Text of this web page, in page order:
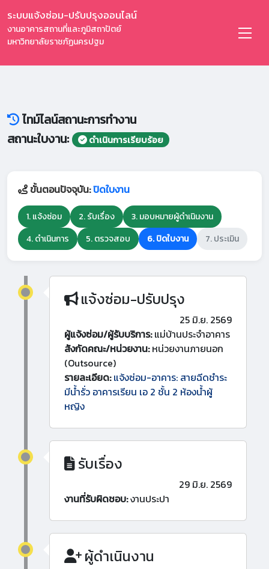
ระบบแจ้งซ่อม-ปรับปรุงออนไลน์
งานอาคารสถานที่และภูมิสถาปัตย์
มหาวิทยาลัยราชภัฏนครปฐม
ไทม์ไลน์สถานะการทำงาน
สถานะใบงาน:
ดำเนินการเรียบร้อย
ขั้นตอนปัจจุบัน:ปิดใบงาน
1. แจ้งซ่อม 2. รับเรื่อง
3. มอบหมายผู้ดำเนินงาน
4. ดำเนินการ
5. ตรวจสอบ 6. ปิดใบงาน 7. ประเมิน
แจ้งซ่อม-ปรับปรุง
25 มิ.ย. 2569
ผู้แจ้งซ่อม/ผู้รับบริการ:แม่บ้านประจำอาคาร
สังกัดคณะ/หน่วยงาน:หน่วยงานภายนอก
(Outsource)
รายละเอียด: แจ้งซ่อม-อาคาร: สายฉีดชำระ
มีน้ำรั่ว อาคารเรียน เอ 2 ชั้น 2 ห้องน้ำผู้
หญิง
รับเรื่อง
29 มิ.ย. 2569
งานที่รับผิดชอบ:งานประปา
ผู้ดำเนินงาน